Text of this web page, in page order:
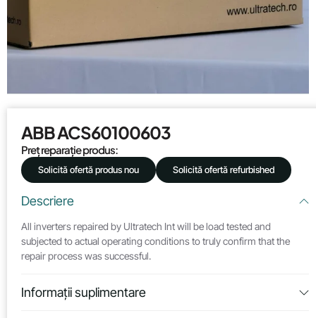
ABB ACS60100603
Preț reparație produs:
Solicită ofertă produs nou Solicită ofertă refurbished
Descriere
All inverters repaired by Ultratech Int will be load tested and
subjected to actual operating conditions to truly confirm that the
repair process was successful.
Informații suplimentare